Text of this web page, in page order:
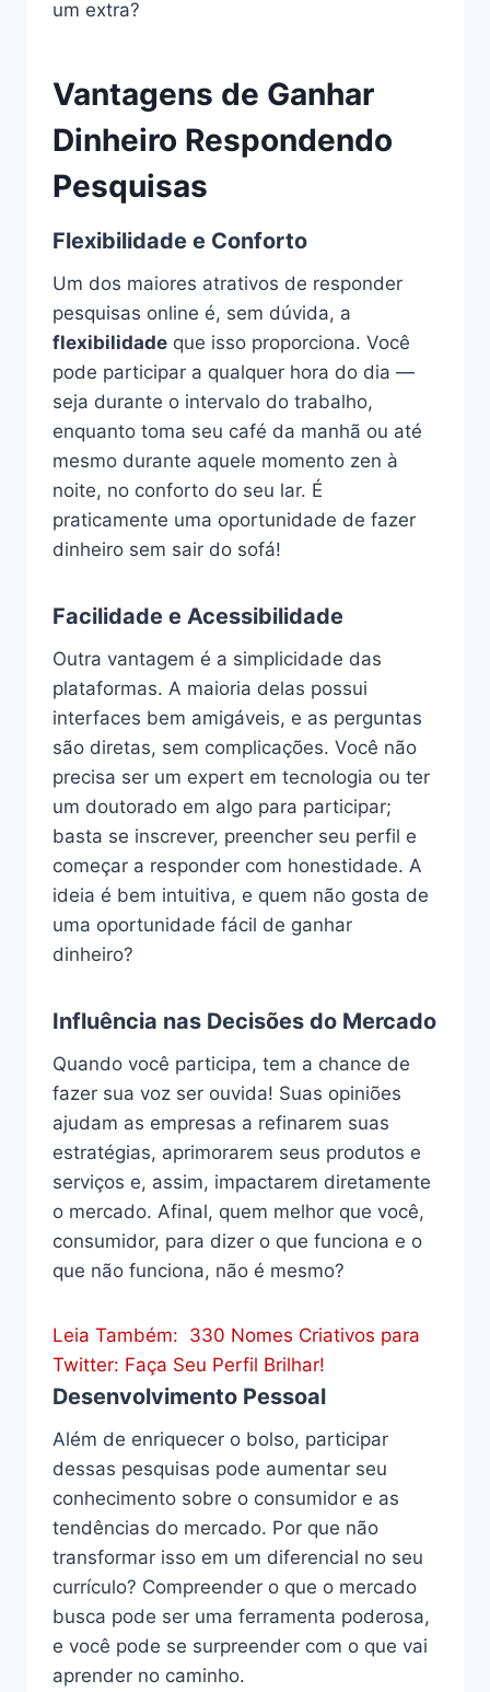
um extra?
Vantagens de Ganhar
Dinheiro Respondendo
Pesquisas
Flexibilidade e Conforto
Um dos maiores atrativos de responder
pesquisas online é, sem dúvida, a
flexibilidade que isso proporciona. Você
pode participar a qualquer hora do dia —
seja durante o intervalo do trabalho,
enquanto toma seu café da manhã ou até
mesmo durante aquele momento zen à
noite, no conforto do seu lar. É
praticamente uma oportunidade de fazer
dinheiro sem sair do sofá!
Facilidade e Acessibilidade
Outra vantagem é a simplicidade das
plataformas. A maioria delas possui
interfaces bem amigáveis, e as perguntas
são diretas, sem complicações. Você não
precisa ser um expert em tecnologia ou ter
um doutorado em algo para participar;
basta se inscrever, preencher seu perfil e
começar a responder com honestidade. A
ideia é bem intuitiva, e quem não gosta de
uma oportunidade fácil de ganhar
dinheiro?
Influência nas Decisões do Mercado
Quando você participa, tem a chance de
fazer sua voz ser ouvida! Suas opiniões
ajudam as empresas a refinarem suas
estratégias, aprimorarem seus produtos e
serviços e, assim, impactarem diretamente
o mercado. Afinal, quem melhor que você,
consumidor, para dizer o que funciona e o
que não funciona, não é mesmo?
Leia Também: 330 Nomes Criativos para
Twitter: Faça Seu Perfil Brilhar!
Desenvolvimento Pessoal
Além de enriquecer o bolso, participar
dessas pesquisas pode aumentar seu
conhecimento sobre o consumidor e as
tendências do mercado. Por que não
transformar isso em um diferencial no seu
currículo? Compreender o que o mercado
busca pode ser uma ferramenta poderosa,
e você pode se surpreender com o que vai
aprender no caminho.